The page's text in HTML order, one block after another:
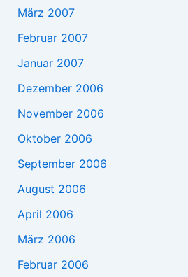
März 2007
Februar 2007
Januar 2007
Dezember 2006
November 2006
Oktober 2006
September 2006
August 2006
April 2006
März 2006
Februar 2006